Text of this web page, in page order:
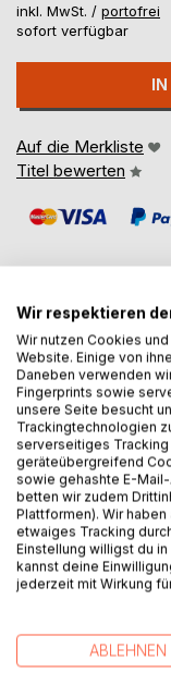
inkl. MwSt. / portofrei
sofort verfügbar
IN
Auf die Merkliste
Titel bewerten
BESCHREIBUNG
„Und da sah ich
Es war als würde
Vögel verstummten
und gingen an die
Herold zu
Begegnung in der
AUTOR/IN
PRESSESTIMMEN
Wir respektieren
Wir nutzen Cookies
Website. Einige von
Daneben verwenden
Fingerprints sowie
unsere Seite besucht
Trackingtechnologien
serverseitiges
geräteübergreifend
sowie gehashte E-
betten wir zudem
Plattformen). Wir
etwaiges Tracking
Einstellung willigst du
kannst deine
jederzeit mit Wirkung
ABLEHNEN